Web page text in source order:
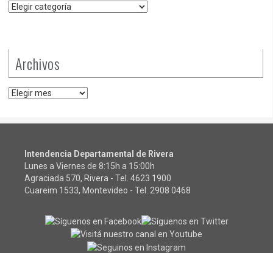
Categorías
Archivos
Archivos
Intendencia Departamental de Rivera
Lunes a Viernes de 8:15h a 15:00h
Agraciada 570, Rivera - Tel. 4623 1900
Cuareim 1533, Montevideo - Tel. 2908 0468